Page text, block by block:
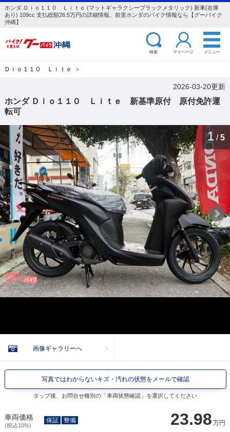
ホンダ Ｄｉｏ１１０ Ｌｉｔｅ (マットギャラクシーブラックメタリック) 新車(在庫
あり) 109cc 支払総額26.5万円の詳細情報。前里ホンダのバイク情報なら【グーバイク
沖縄】
検索 マイページ メニュー
Ｄｉｏ１１０ Ｌｉｔｅ ＞
2026-03-20更新
ホンダ Ｄｉｏ１１０ Ｌｉｔｅ 新基準原付 原付免許運
転可
1 / 5
画像ギャラリーへ
写真ではわからないキズ・汚れの状態をメールで確認
タップ後、お問合せ種別の「車両状態確認」を選択してください
車両価格
(税込10%) 23.98 万円
保証 整備